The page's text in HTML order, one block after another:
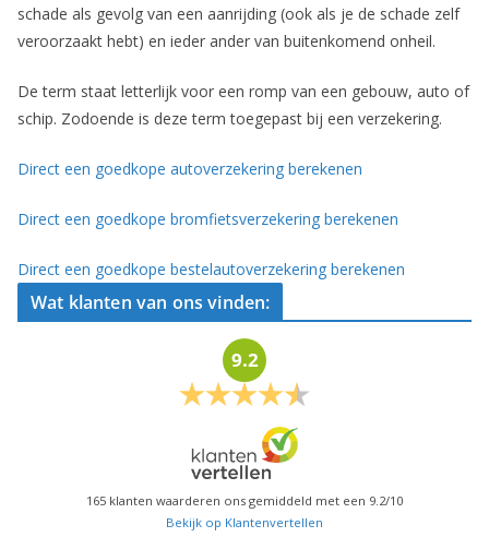
schade als gevolg van een aanrijding (ook als je de schade zelf
veroorzaakt hebt) en ieder ander van buitenkomend onheil.
De term staat letterlijk voor een romp van een gebouw, auto of
schip. Zodoende is deze term toegepast bij een verzekering.
Direct een goedkope autoverzekering berekenen
Direct een goedkope bromfietsverzekering berekenen
Direct een goedkope bestelautoverzekering berekenen
Wat klanten van ons vinden:
9.2
165 klanten waarderen ons gemiddeld met een 9.2/10
Bekijk op Klantenvertellen